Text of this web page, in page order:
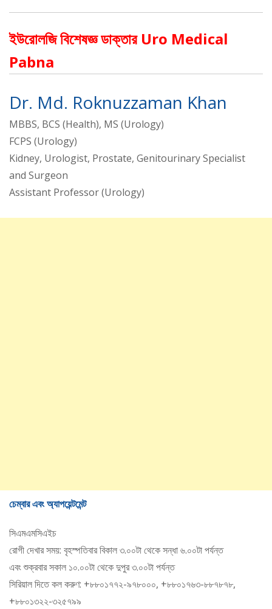
ইউরোলজি বিশেষজ্ঞ ডাক্তার Uro Medical
Pabna
Dr. Md. Roknuzzaman Khan
MBBS, BCS (Health), MS (Urology)
FCPS (Urology)
Kidney, Urologist, Prostate, Genitourinary Specialist
and Surgeon
Assistant Professor (Urology)
চেম্বার এবং অ্যাপয়েন্টমেন্ট
সিএমএমসিএইচ
রোগী দেখার সময়: বৃহস্পতিবার বিকাল ৩.০০টা থেকে সন্ধা ৬.০০টা পর্যন্ত
এবং শুক্রবার সকাল ১০.০০টা থেকে দুপুর ৩.০০টা পর্যন্ত
সিরিয়াল দিতে কল করুণ: +৮৮০১৭৭২-৯৭৮০০০, +৮৮০১৭৬৩-৮৮৭৮৭৮,
+৮৮০১৩২২-৩২৫৭৯৯